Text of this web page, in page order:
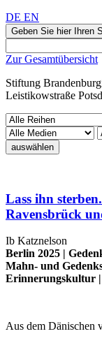
DE EN
Geben Sie hier Ihren
Zur Gesamtübersicht
Stiftung
Leistikowstraße
auswählen
Lass ihn
Ravensbrück
Ib Katznelson
Berlin 2025 |
Mahn- und
Erinnerungskultur |
Aus dem Dänischen